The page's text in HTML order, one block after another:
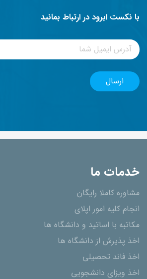
با نکست ابرود در ارتباط بمانید
خدمات ما
مشاوره کاملا رایگان
انجام کلیه امور اپلای
مکاتبه با اساتید و دانشگاه ها
اخذ پذیرش از دانشگاه ھا
اخذ فاند تحصیلی
اخذ ویزای دانشجویی